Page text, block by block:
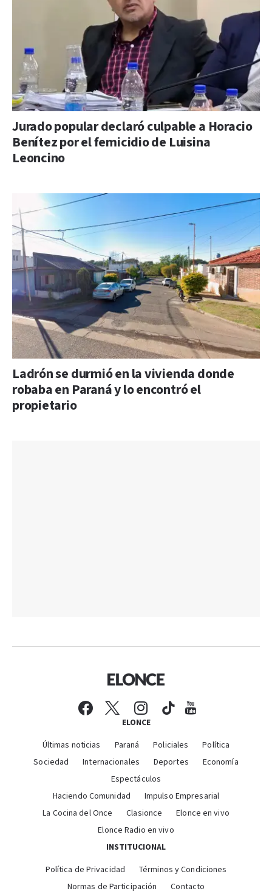
Jurado popular declaró culpable a Horacio
Benítez por el femicidio de Luisina
Leoncino
Ladrón se durmió en la vivienda donde
robaba en Paraná y lo encontró el
propietario
ELONCE
Últimas noticias Paraná Policiales
Política
Sociedad
Internacionales Deportes
Economía
Espectáculos
Haciendo Comunidad
Impulso Empresarial
La Cocina del Once
Clasionce
Elonce en vivo
Elonce Radio en vivo
INSTITUCIONAL
Política de Privacidad
Términos y Condiciones
Normas de Participación
Contacto